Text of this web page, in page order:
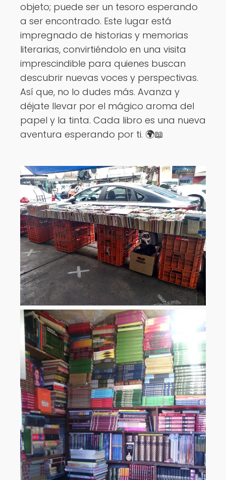
objeto; puede ser un tesoro esperando
a ser encontrado. Este lugar está
impregnado de historias y memorias
literarias, convirtiéndolo en una visita
imprescindible para quienes buscan
descubrir nuevas voces y perspectivas.
Así que, no lo dudes más. Avanza y
déjate llevar por el mágico aroma del
papel y la tinta. Cada libro es una nueva
aventura esperando por ti. 🌍📖